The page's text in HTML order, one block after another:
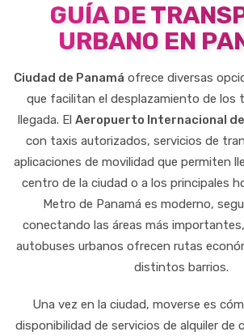
GUÍA DE
URBANO EN
Ciudad de Panamá ofrece diversas
que facilitan el desplazamiento de los
llegada. El Aeropuerto Internacional
con taxis autorizados, servicios de
aplicaciones de movilidad que permiten
centro de la ciudad o a los principales
Metro de Panamá es moderno,
conectando las áreas más
autobuses urbanos ofrecen rutas
distintos barrios.
Una vez en la ciudad, moverse es
disponibilidad de servicios de alquiler de